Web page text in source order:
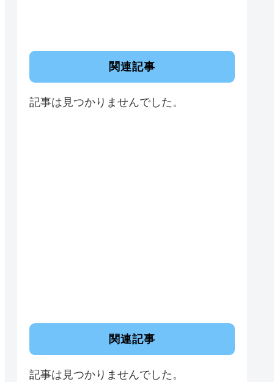
関連記事
記事は見つかりませんでした。
関連記事
記事は見つかりませんでした。